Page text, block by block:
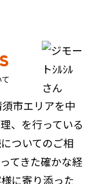
市エリアを中
、を行っている
ついてのご相
てきた確かな経
に寄り添った